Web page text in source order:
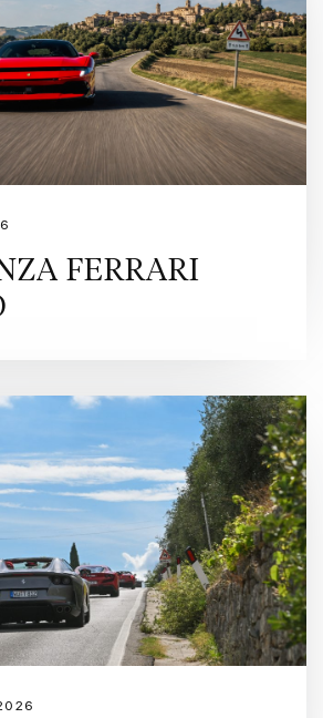
FERRARI